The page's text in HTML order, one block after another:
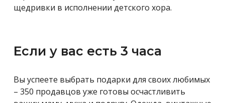
щедривки в исполнении детского хора.
Если у вас есть 3 часа
Вы успеете выбрать подарки для своих любимых
– 350 продавцов уже готовы осчастливить